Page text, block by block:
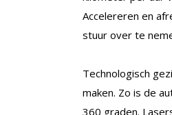
Accelereren en
stuur over te
Technologisch
maken. Zo is de
360 graden.